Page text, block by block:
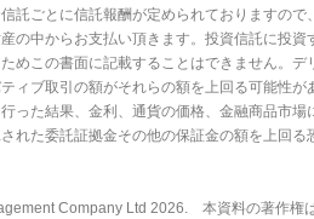
託ごとに信託報酬が定められておりますの
の中からお支払い頂きます。投資信託に投
めこの書面に記載することはできません。
ィブ取引の額がそれらの額を上回る可能性
った結果、金利、通貨の価格、金融商品市
れた委託証拠金その他の保証金の額を上回
Company Ltd 2026. 本資料の著作権